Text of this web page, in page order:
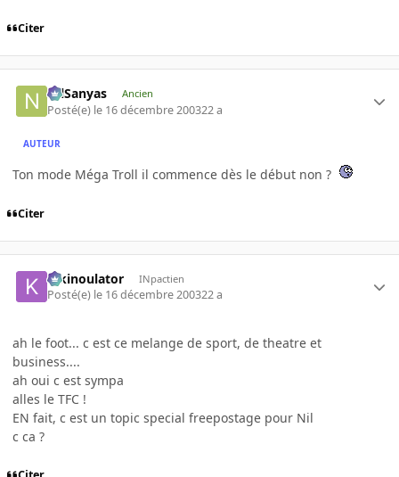
Citer
NilSanyas Ancien
Posté(e) le 16 décembre 200322 a
AUTEUR
Ton mode Méga Troll il commence dès le début non ?
Citer
kikinoulator INpactien
Posté(e) le 16 décembre 200322 a
ah le foot... c est ce melange de sport, de theatre et
business....
ah oui c est sympa
alles le TFC !
EN fait, c est un topic special freepostage pour Nil
c ca ?